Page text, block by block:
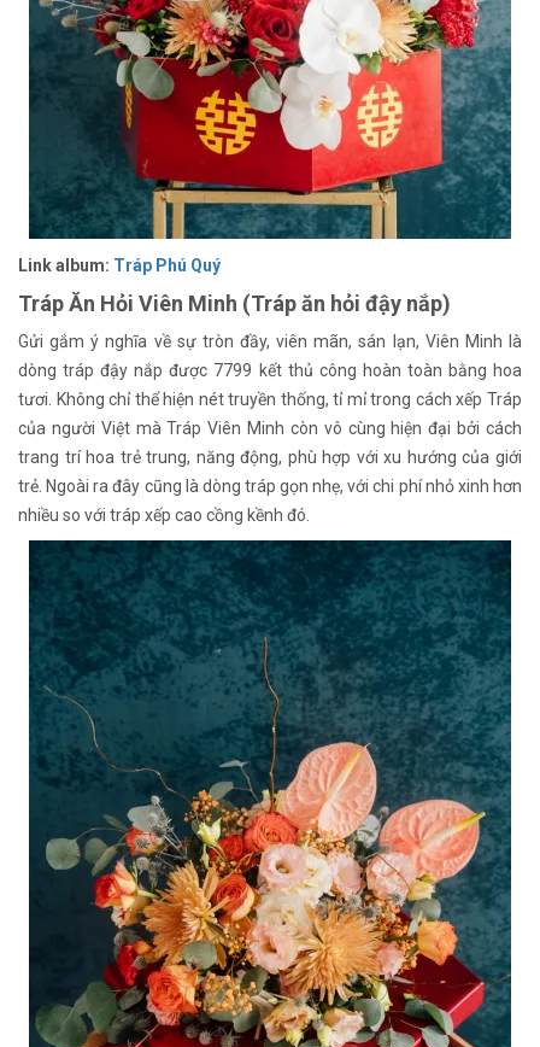
Link album: Tráp Phú Quý
Tráp Ăn Hỏi Viên Minh (Tráp ăn hỏi đậy nắp)
Gửi gắm ý nghĩa về sự tròn đầy, viên mãn, sán lạn, Viên Minh là
dòng tráp đậy nắp được 7799 kết thủ công hoàn toàn bằng hoa
tươi. Không chỉ thể hiện nét truyền thống, tỉ mỉ trong cách xếp Tráp
của người Việt mà Tráp Viên Minh còn vô cùng hiện đại bởi cách
trang trí hoa trẻ trung, năng động, phù hợp với xu hướng của giới
trẻ. Ngoài ra đây cũng là dòng tráp gọn nhẹ, với chi phí nhỏ xinh hơn
nhiều so với tráp xếp cao cồng kềnh đó.